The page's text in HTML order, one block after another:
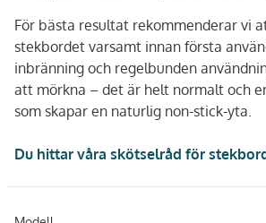
För bästa resultat rekommenderar vi
stekbordet varsamt innan första
inbränning och regelbunden
att mörkna – det är helt normalt och
som skapar en naturlig non-stick-yta.
Du hittar våra skötselråd för